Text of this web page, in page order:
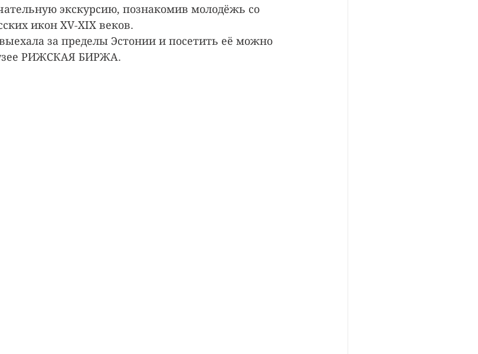
экскурсию, познакомив молодёжь со
икон XV-XIX веков.
за пределы Эстонии и посетить её можно
РИЖСКАЯ БИРЖА.